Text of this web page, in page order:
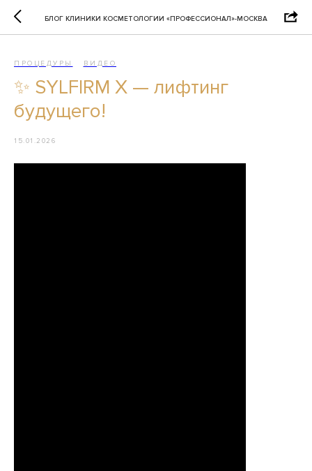
БЛОГ КЛИНИКИ КОСМЕТОЛОГИИ «ПРОФЕССИОНАЛ»-МОСКВА
ПРОЦЕДУРЫ ВИДЕО
✨ SYLFIRM X — лифтинг
будущего!
15.01.2026